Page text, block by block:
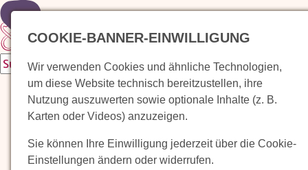
Zur Startseite
Waldorfkindergarten finden
Pädagogischer Ansatz
Arbeit im Waldorfkindergarten
COOKIE-BANNER-EINWILLIGUNG
Wir verwenden Cookies und ähnliche Technologien,
um diese Website technisch bereitzustellen, ihre
Nutzung auszuwerten sowie optionale Inhalte (z. B.
Karten oder Videos) anzuzeigen.
Sie können Ihre Einwilligung jederzeit über die Cookie-
Einstellungen ändern oder widerrufen.